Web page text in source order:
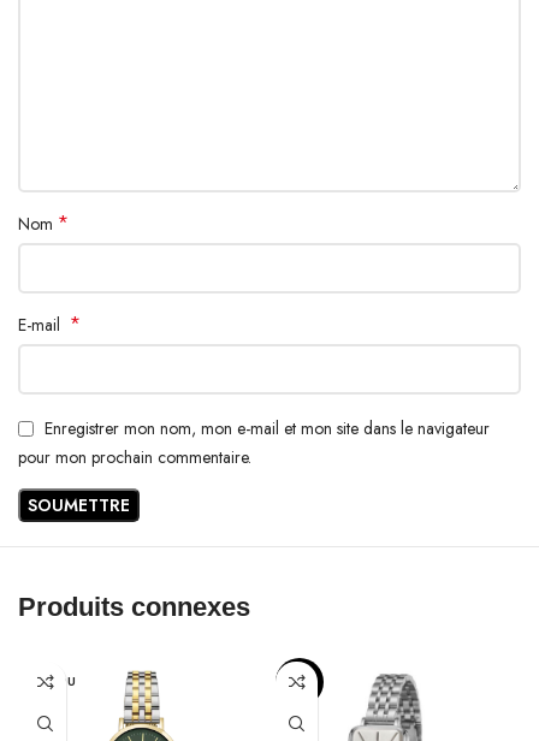
Nom *
E-mail *
Enregistrer mon nom, mon e-mail et mon site dans le navigateur
pour mon prochain commentaire.
Produits connexes
VENDU -11%